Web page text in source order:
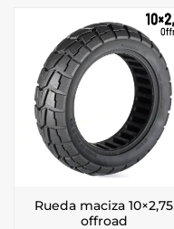
Rueda maciza 10×2,75
offroad